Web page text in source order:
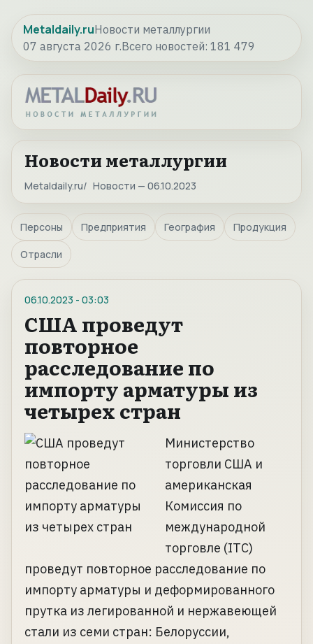
Metaldaily.ruНовости металлургии
07 августа 2026 г.Всего новостей: 181 479
Новости металлургии
Metaldaily.ru Новости — 06.10.2023
Персоны Предприятия География Продукция
Отрасли
06.10.2023 - 03:03
США проведут
повторное
расследование по
импорту арматуры из
четырех стран
Министерство
торговли США и
американская
Комиссия по
международной
торговле (ITC)
проведут повторное расследование по
импорту арматуры и деформированного
прутка из легированной и нержавеющей
стали из семи стран: Белоруссии,